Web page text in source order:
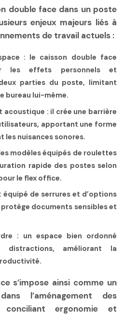
double face dans un poste
enjeux majeurs liés à
de travail actuels :
: le caisson double face
les effets personnels et
parties du poste, limitant
bureau lui-même.
acoustique : il crée une barrière
apportant une forme
les nuisances sonores.
modèles équipés de roulettes
rapide des postes selon
le flex office.
: équipé de serrures et d’options
documents sensibles et
: un espace bien ordonné
améliorant la
s’impose ainsi comme un
l’aménagement des
conciliant ergonomie et